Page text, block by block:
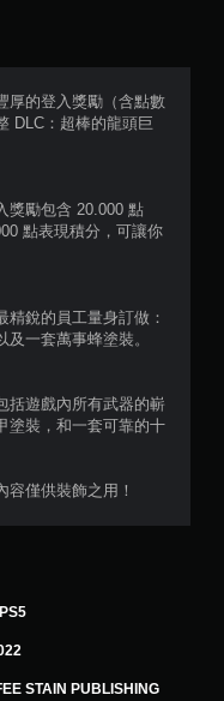
分
星
，
1
1
評
厚的登入獎勵（含點數
DLC：超棒的龍頭巨
獎勵包含 20.000 點
點表現積分，可讓你
銳的員工量身訂做：
一套萬事蜂塗裝。
括遊戲內所有武器的嶄
塗裝，和一套可靠的十
僅供裝飾之用！
STAIN PUBLISHING